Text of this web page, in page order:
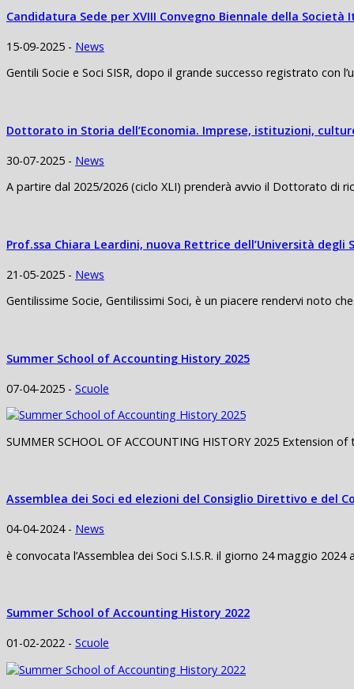
Candidatura Sede per XVIII Convegno Biennale della
15-09-2025 - News
Gentili Socie e Soci SISR, dopo il grande successo registrato con
Dottorato in Storia dell’Economia. Imprese, istituzioni,
30-07-2025 - News
A partire dal 2025/2026 (ciclo XLI) prenderà avvio il Dottorato di
Prof.ssa Chiara Leardini, nuova Rettrice dell’Università degli
21-05-2025 - News
Gentilissime Socie, Gentilissimi Soci, è un piacere rendervi noto
Summer School of Accounting History 2025
07-04-2025 - Scuole
SUMMER SCHOOL OF ACCOUNTING HISTORY 2025 Extension
Assemblea dei Soci ed elezioni del Consiglio Direttivo e del
04-04-2024 - News
è convocata l’Assemblea dei Soci S.I.S.R. il giorno 24 maggio
Summer School of Accounting History 2022
01-02-2022 - Scuole